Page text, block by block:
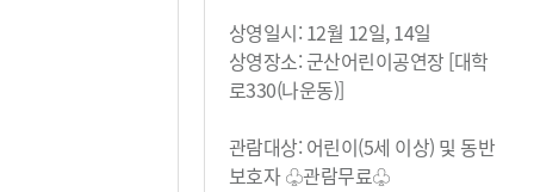
상영일시: 12월 12일, 14일
상영장소: 군산어린이공연장 [대학
로330(나운동)]
관람대상: 어린이(5세 이상) 및 동반
보호자 ♧관람무료♧